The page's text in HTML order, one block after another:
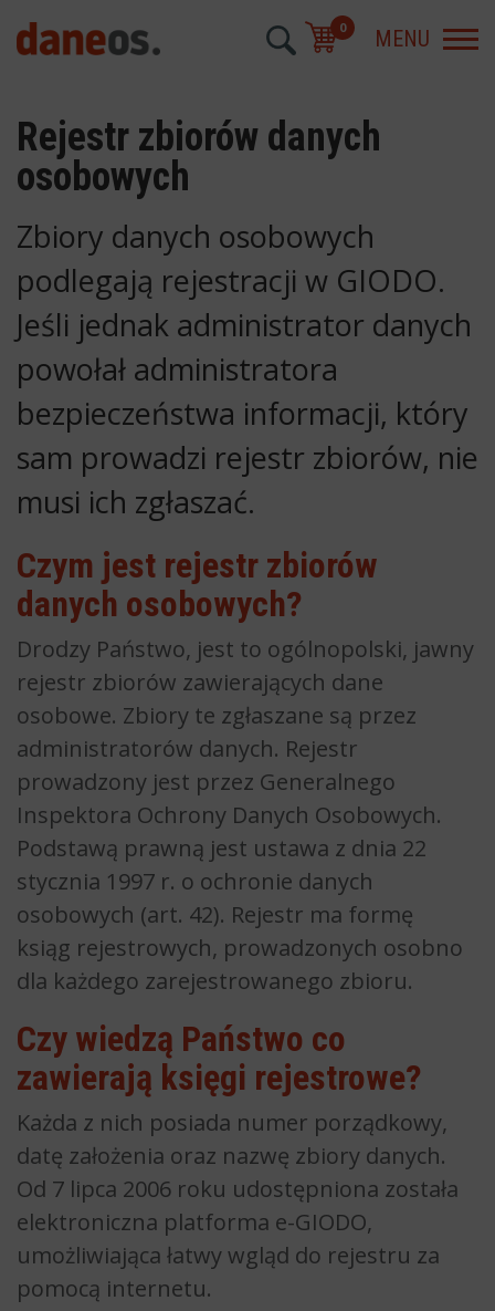
MENU
0
Rejestr zbiorów danych
osobowych
Zbiory danych osobowych
podlegają rejestracji w GIODO.
Jeśli jednak administrator danych
powołał administratora
bezpieczeństwa informacji, który
sam prowadzi rejestr zbiorów, nie
musi ich zgłaszać.
Czym jest rejestr zbiorów
danych osobowych?
Drodzy Państwo, jest to ogólnopolski, jawny
rejestr zbiorów zawierających dane
osobowe. Zbiory te zgłaszane są przez
administratorów danych. Rejestr
prowadzony jest przez Generalnego
Inspektora Ochrony Danych Osobowych.
Podstawą prawną jest ustawa z dnia 22
stycznia 1997 r. o ochronie danych
osobowych (art. 42). Rejestr ma formę
ksiąg rejestrowych, prowadzonych osobno
dla każdego zarejestrowanego zbioru.
Czy wiedzą Państwo co
zawierają księgi rejestrowe?
Każda z nich posiada numer porządkowy,
datę założenia oraz nazwę zbiory danych.
Od 7 lipca 2006 roku udostępniona została
elektroniczna platforma e-GIODO,
umożliwiająca łatwy wgląd do rejestru za
pomocą internetu.